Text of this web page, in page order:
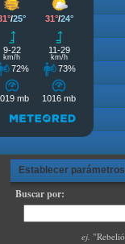
Establecer
Buscar por:
ej.